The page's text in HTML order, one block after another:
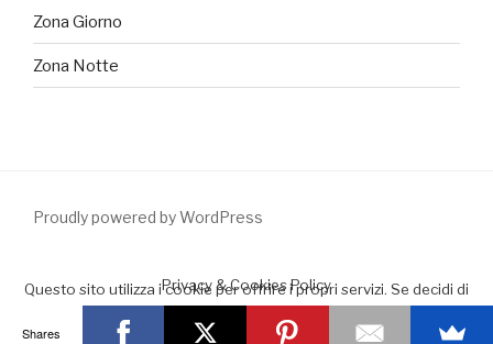
Zona Giorno
Zona Notte
Proudly powered by WordPress
Questo sito utilizza i cookie per offrire i propri servizi. Se decidi di
Accept
Leggimi
Privacy & Cookies Policy
Shares